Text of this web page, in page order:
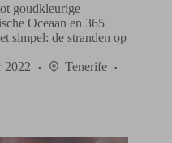
goudkleurige
Oceaan en 365
simpel: de stranden op
2022
Tenerife